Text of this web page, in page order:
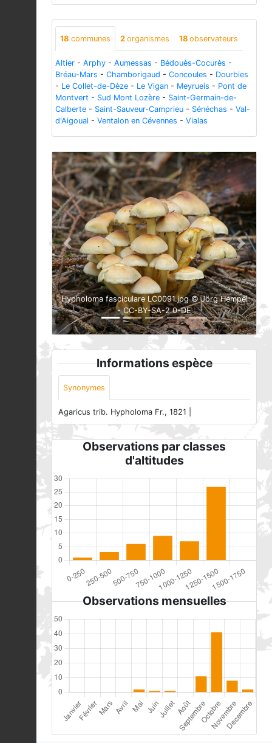
18 communes 2 organismes 18 observateurs
Altier - Arphy - Aumessas - Bédouès-Cocurès -
Bréau-Mars - Chamborigaud - Concoules - Dourbies
- Le Collet-de-Dèze - Le Vigan - Meyrueis - Pont de
Montvert - Sud Mont Lozère - Saint-Germain-de-
Calberte - Saint-Sauveur-Camprieu - Sénéchas - Val-
d'Aigoual - Ventalon en Cévennes - Vialas
Hypholoma fasciculare LC0091.jpg © Jörg Hempel
- CC-BY-SA-2.0-DE
Previous Next
Informations espèce
Synonymes
Agaricus trib. Hypholoma Fr., 1821 |
Observations par classes
d'altitudes
Observations mensuelles